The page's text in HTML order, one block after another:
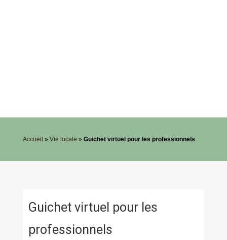
Accueil » Vie locale » Guichet virtuel pour les professionnels
Guichet virtuel pour les
professionnels